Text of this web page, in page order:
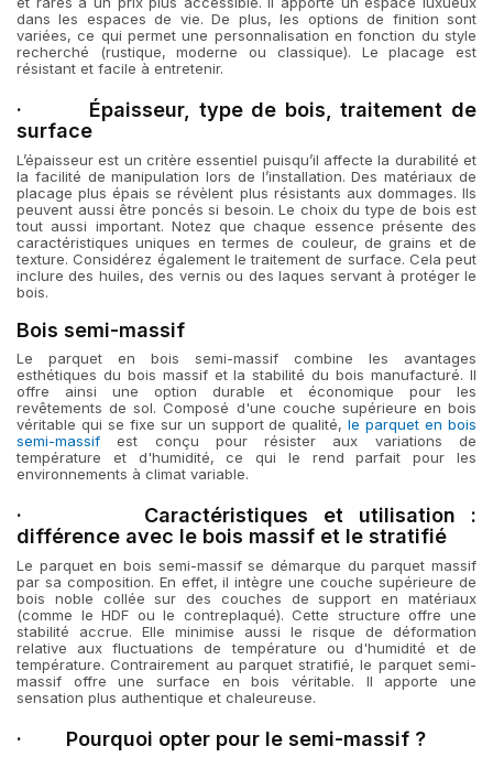
dans les espaces de vie. De plus, les options de finition sont
variées, ce qui permet une personnalisation en fonction du style
recherché (rustique, moderne ou classique). Le placage est
résistant et facile à entretenir.
· Épaisseur, type de bois, traitement de
surface
L’épaisseur est un critère essentiel puisqu’il affecte la durabilité et
la facilité de manipulation lors de l’installation. Des matériaux de
placage plus épais se révèlent plus résistants aux dommages. Ils
peuvent aussi être poncés si besoin. Le choix du type de bois est
tout aussi important. Notez que chaque essence présente des
caractéristiques uniques en termes de couleur, de grains et de
texture. Considérez également le traitement de surface. Cela peut
inclure des huiles, des vernis ou des laques servant à protéger le
bois.
Bois semi-massif
Le parquet en bois semi-massif combine les avantages
esthétiques du bois massif et la stabilité du bois manufacturé. Il
offre ainsi une option durable et économique pour les
revêtements de sol. Composé d'une couche supérieure en bois
véritable qui se fixe sur un support de qualité,le parquet en bois
semi-massif est conçu pour résister aux variations de
température et d'humidité, ce qui le rend parfait pour les
environnements à climat variable.
· Caractéristiques et utilisation :
différence avec le bois massif et le stratifié
Le parquet en bois semi-massif se démarque du parquet massif
par sa composition. En effet, il intègre une couche supérieure de
bois noble collée sur des couches de support en matériaux
(comme le HDF ou le contreplaqué). Cette structure offre une
stabilité accrue. Elle minimise aussi le risque de déformation
relative aux fluctuations de température ou d'humidité et de
température. Contrairement au parquet stratifié, le parquet semi-
massif offre une surface en bois véritable. Il apporte une
sensation plus authentique et chaleureuse.
· Pourquoi opter pour le semi-massif ?